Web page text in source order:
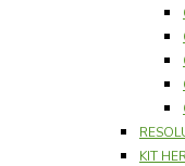
KIT